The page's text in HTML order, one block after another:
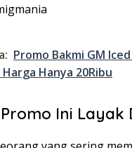
Promo Bakmi GM
Hanya 20Ribu
Ini Layak